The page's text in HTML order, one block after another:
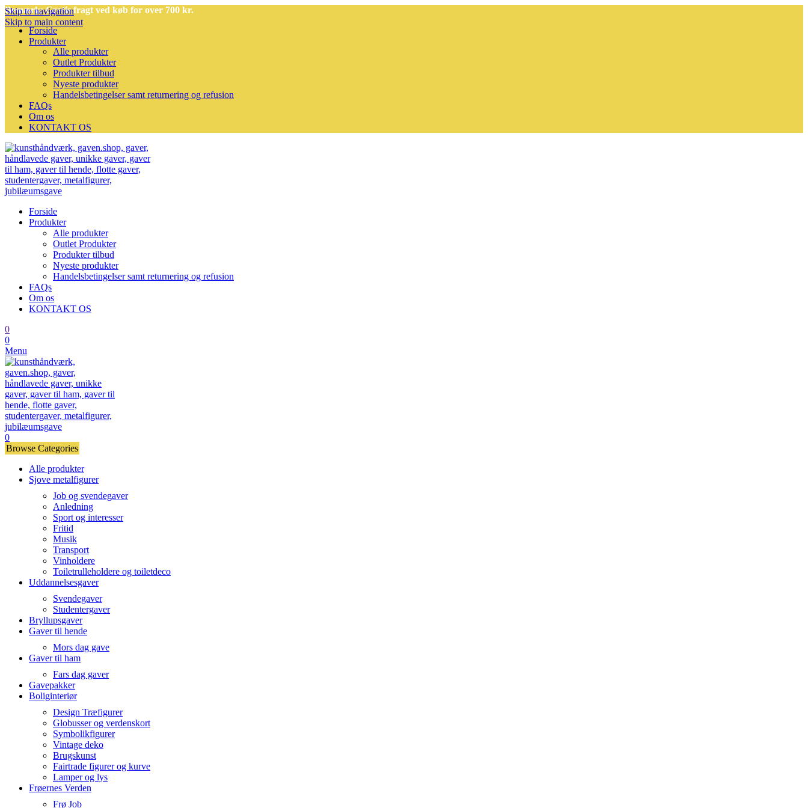
Skip to navigation
Skip to main content
Bemærk: Gratis fragt ved køb for over 700 kr.
Forside
Produkter
Alle produkter
Outlet Produkter
Produkter tilbud
Nyeste produkter
Handelsbetingelser samt returnering og refusion
FAQs
Om os
KONTAKT OS
Forside
Produkter
Alle produkter
Outlet Produkter
Produkter tilbud
Nyeste produkter
Handelsbetingelser samt returnering og refusion
FAQs
Om os
KONTAKT OS
0
0
Menu
0
Browse Categories
Alle produkter
Sjove metalfigurer
Job og svendegaver
Anledning
Sport og interesser
Fritid
Musik
Transport
Vinholdere
Toiletrulleholdere og toiletdeco
Uddannelsesgaver
Svendegaver
Studentergaver
Bryllupsgaver
Gaver til hende
Mors dag gave
Gaver til ham
Fars dag gaver
Gavepakker
Boliginteriør
Design Træfigurer
Globusser og verdenskort
Symbolikfigurer
Vintage deko
Brugskunst
Fairtrade figurer og kurve
Lamper og lys
Frøernes Verden
Frø Job